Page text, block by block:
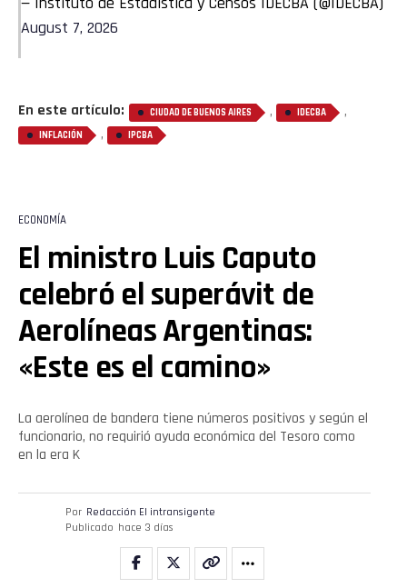
August 7, 2026
En este artículo: CIUDAD DE BUENOS AIRES , IDECBA ,
INFLACIÓN , IPCBA
ECONOMÍA
El ministro Luis Caputo
celebró el superávit de
Aerolíneas Argentinas:
«Este es el camino»
La aerolínea de bandera tiene números positivos y según el
funcionario, no requirió ayuda económica del Tesoro como
en la era K
Por Redacción El intransigente
Publicado hace 3 días